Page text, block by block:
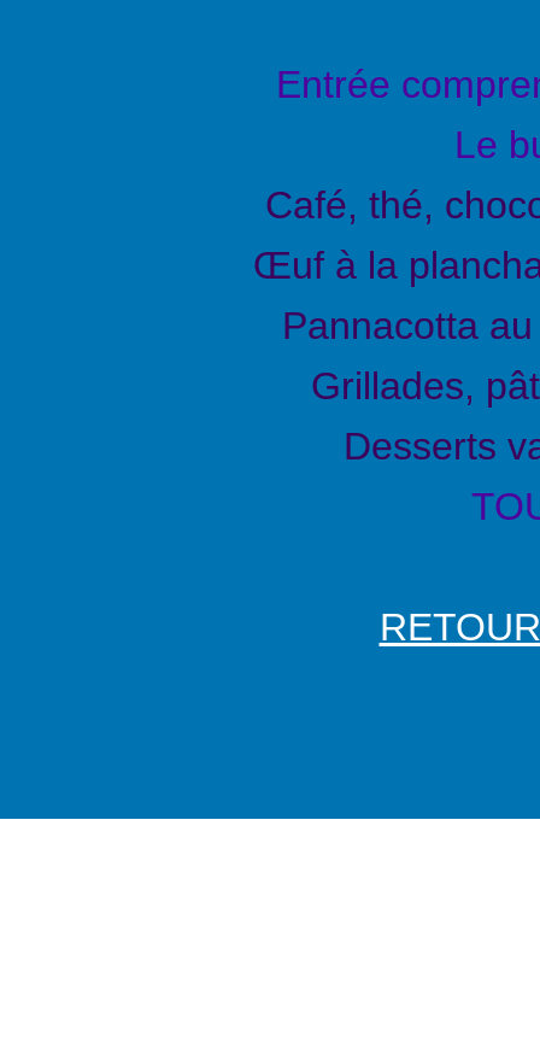
Entrée
Le
Café, thé,
Œuf à la
Pannacotta
Grillades,
Desserts